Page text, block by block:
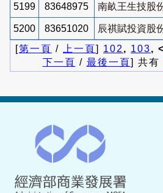
5199 83648975 南畝王生技股
5200 83651020
辰祺賦投資股
[第一頁 / 上一頁] 102 , 103,
下一頁 / 最後一頁] 共有